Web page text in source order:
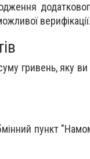
верифікації.
гривень, яку
пункт